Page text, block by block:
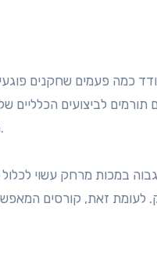
כמה פעמים שחקנים
תורמים לביצועים
חלקם מעדיפים דיוק על פני מרחק, בעוד אחרים עשויים להעניק יתרון למכות ארוכות.
במכות מרחק עשוי